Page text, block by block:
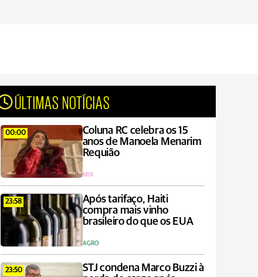
ÚLTIMAS NOTÍCIAS
00:00
Coluna RC celebra os 15
anos de Manoela Menarim
Requião
MIX
23:58
Após tarifaço, Haiti
compra mais vinho
brasileiro do que os EUA
AGRO
23:50
STJ condena Marco Buzzi à